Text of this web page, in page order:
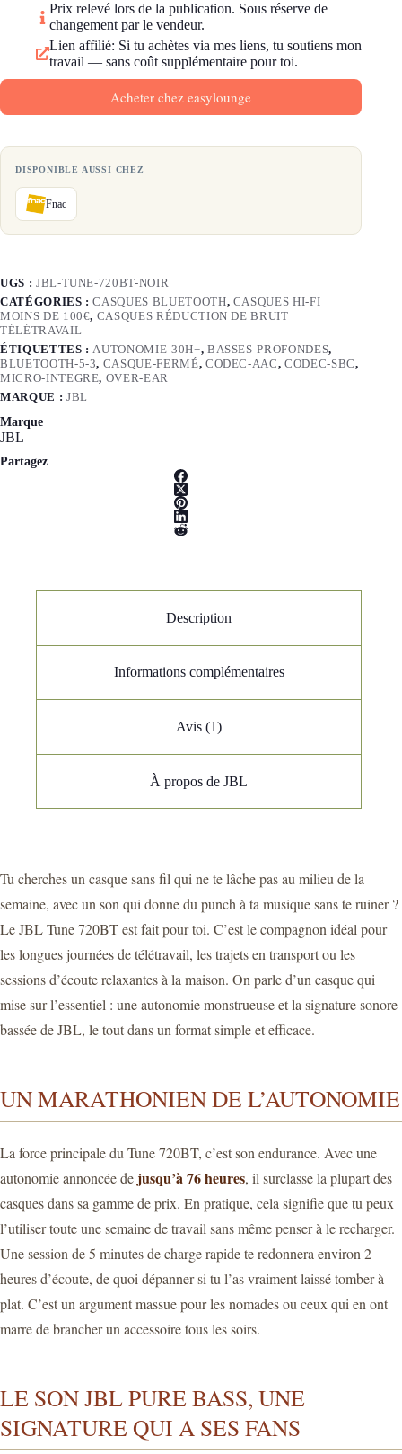
Prix relevé lors de la publication. Sous réserve de
changement par le vendeur.
Lien affilié: Si tu achètes via mes liens, tu soutiens mon
travail — sans coût supplémentaire pour toi.
Acheter chez easylounge
DISPONIBLE AUSSI CHEZ
Fnac
UGS : JBL-TUNE-720BT-NOIR
CATÉGORIES :CASQUES BLUETOOTH, CASQUES HI-FI
MOINS DE 100€, CASQUES RÉDUCTION DE BRUIT
TÉLÉTRAVAIL
ÉTIQUETTES : AUTONOMIE-30H+, BASSES-PROFONDES,
BLUETOOTH-5-3, CASQUE-FERMÉ, CODEC-AAC,CODEC-SBC,
MICRO-INTEGRE, OVER-EAR
MARQUE : JBL
Marque
JBL
Partagez
Description
Informations complémentaires
Avis (1)
À propos de JBL
Tu cherches un casque sans fil qui ne te lâche pas au milieu de la
semaine, avec un son qui donne du punch à ta musique sans te ruiner ?
Le JBL Tune 720BT est fait pour toi. C’est le compagnon idéal pour
les longues journées de télétravail, les trajets en transport ou les
sessions d’écoute relaxantes à la maison. On parle d’un casque qui
mise sur l’essentiel : une autonomie monstrueuse et la signature sonore
bassée de JBL, le tout dans un format simple et efficace.
UN MARATHONIEN DE L’AUTONOMIE
La force principale du Tune 720BT, c’est son endurance. Avec une
autonomie annoncée de jusqu’à 76 heures, il surclasse la plupart des
casques dans sa gamme de prix. En pratique, cela signifie que tu peux
l’utiliser toute une semaine de travail sans même penser à le recharger.
Une session de 5 minutes de charge rapide te redonnera environ 2
heures d’écoute, de quoi dépanner si tu l’as vraiment laissé tomber à
plat. C’est un argument massue pour les nomades ou ceux qui en ont
marre de brancher un accessoire tous les soirs.
LE SON JBL PURE BASS, UNE
SIGNATURE QUI A SES FANS